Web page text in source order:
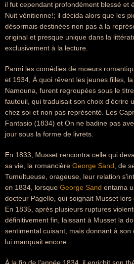
il fut cependant profondément blessé et
Nuit vénitienne!; il décida alors que les
désormais destinées non pas à la
original et presque unique dans la
exclusivement à la lecture.
Parmi les comédies de moeurs
et 1934, À quoi rêvent les jeunes filles,
Namouna, furent regroupées sous le
fauteuil, qui traduisait son choix d'écrire
chez soi et non pas représenté. Les
Fantasio (1834) et On ne badine pas
jour sous la forme de livrets.
En 1833, Musset rencontra celle qui
sa vie, la romancière George Sand , de
Tumultueuse, orageuse, leur relation
en 1834, lorsque George Sand entama
docteur Pagello, qui soignait Musset lors
En 1835, après plusieurs ruptures
définitivement fin, laissant à Musset la
sentimental cuisant, mais donnant à
lui manquait encore.